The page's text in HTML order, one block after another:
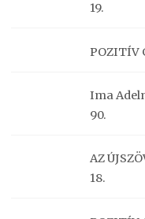
19.
POZITÍV
Ima
90.
AZ
18.